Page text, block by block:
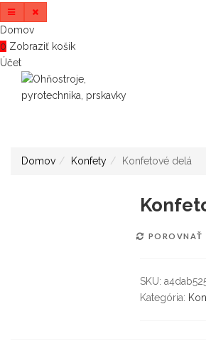
Domov
0 Zobraziť košík
Účet
Domov Konfety Konfetové delá
POROVNAŤ
SKU:
Kategória: